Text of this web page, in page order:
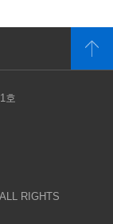
호
RIGHTS